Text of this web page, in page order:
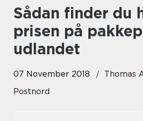
Sådan finder du hurtigt
prisen på
udlandet
07 November 2018
Thomas
Postnord